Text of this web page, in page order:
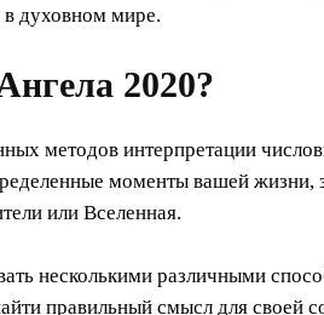
в духовном мире.
2020?
методов интерпретации
моменты вашей жизни,
или Вселенная.
несколькими различными
правильный смысл для своей